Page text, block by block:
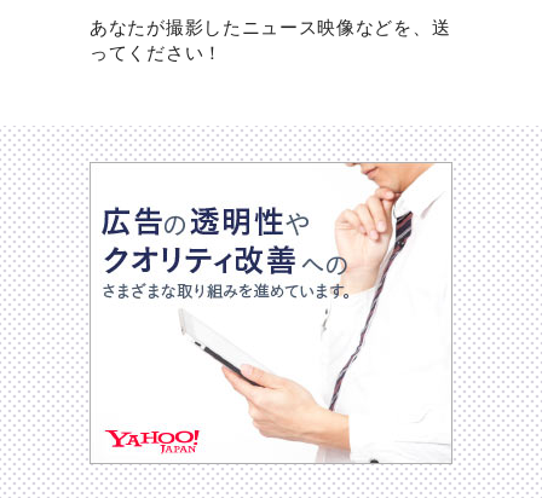
あなたが撮影したニュース映像などを、送
ってください！